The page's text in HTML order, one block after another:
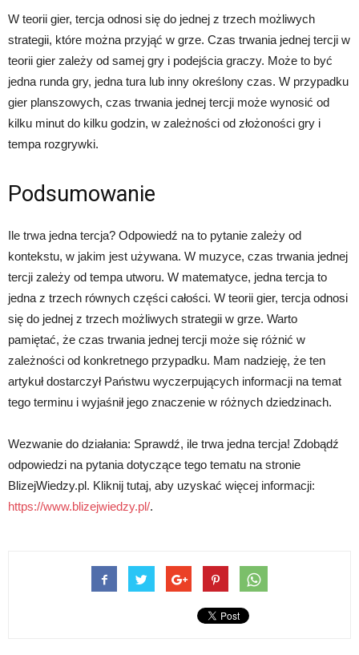
W teorii gier, tercja odnosi się do jednej z trzech możliwych
strategii, które można przyjąć w grze. Czas trwania jednej tercji w
teorii gier zależy od samej gry i podejścia graczy. Może to być
jedna runda gry, jedna tura lub inny określony czas. W przypadku
gier planszowych, czas trwania jednej tercji może wynosić od
kilku minut do kilku godzin, w zależności od złożoności gry i
tempa rozgrywki.
Podsumowanie
Ile trwa jedna tercja? Odpowiedź na to pytanie zależy od
kontekstu, w jakim jest używana. W muzyce, czas trwania jednej
tercji zależy od tempa utworu. W matematyce, jedna tercja to
jedna z trzech równych części całości. W teorii gier, tercja odnosi
się do jednej z trzech możliwych strategii w grze. Warto
pamiętać, że czas trwania jednej tercji może się różnić w
zależności od konkretnego przypadku. Mam nadzieję, że ten
artykuł dostarczył Państwu wyczerpujących informacji na temat
tego terminu i wyjaśnił jego znaczenie w różnych dziedzinach.
Wezwanie do działania: Sprawdź, ile trwa jedna tercja! Zdobądź
odpowiedzi na pytania dotyczące tego tematu na stronie
BlizejWiedzy.pl. Kliknij tutaj, aby uzyskać więcej informacji:
https://www.blizejwiedzy.pl/.